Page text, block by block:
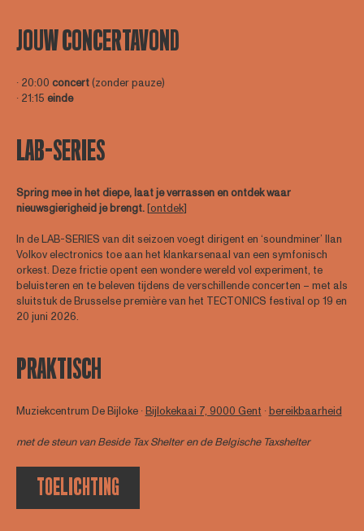
TOELICHTING
JOUW CONCERTAVOND
∙ 20:00 concert(zonder pauze)
∙ 21:15 einde
LAB-SERIES
Spring mee in het diepe, laat je verrassen en ontdek waar
nieuwsgierigheid je brengt.[ontdek]
In de LAB-SERIES van dit seizoen voegt dirigent en ‘soundminer’ Ilan
Volkov electronics toe aan het klankarsenaal van een symfonisch
orkest. Deze frictie opent een wondere wereld vol experiment, te
beluisteren en te beleven tijdens de verschillende concerten – met als
sluitstuk de Brusselse première van het TECTONICS festival op 19 en
20 juni 2026.
PRAKTISCH
Muziekcentrum De Bijloke ∙Bijlokekaai 7, 9000 Gent ∙bereikbaarheid
met de steun van Beside Tax Shelter en de Belgische Taxshelter